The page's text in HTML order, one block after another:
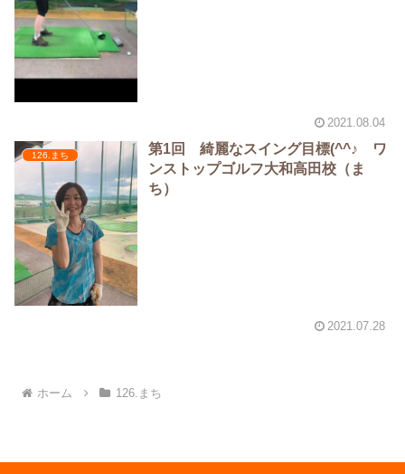
2021.08.04
126.まち
第1回 綺麗なスイング目標(^^♪ ワ
ンストップゴルフ大和高田校（ま
ち）
2021.07.28
ホーム 126.まち